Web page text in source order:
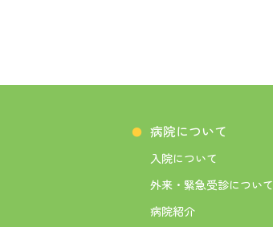
入院について
外来・緊急受診について
病院紹介